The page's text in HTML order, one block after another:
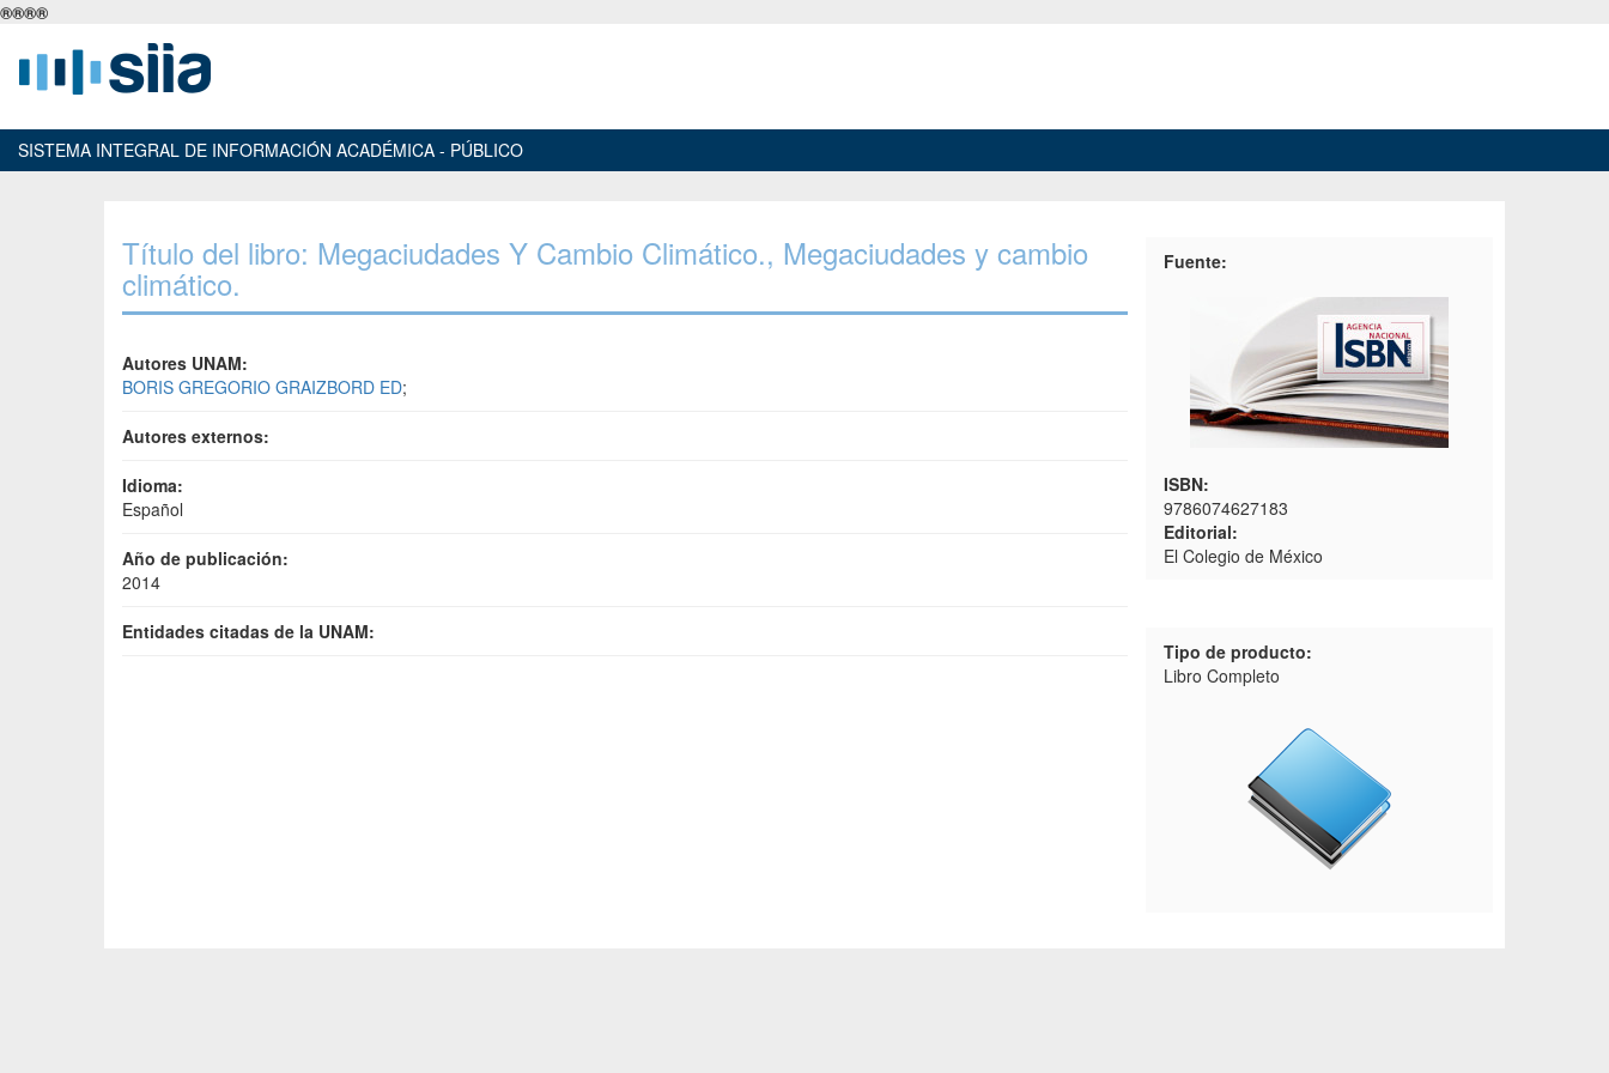
®®®®
SISTEMA INTEGRAL DE INFORMACIÓN ACADÉMICA - PÚBLICO
Título del libro: Megaciudades Y Cambio Climático., Megaciudades y cambio
climático.
Autores UNAM:
BORIS GREGORIO GRAIZBORD ED;
Autores externos:
Idioma:
Español
Año de publicación:
2014
Entidades citadas de la UNAM:
Fuente:
ISBN:
9786074627183
Editorial:
El Colegio de México
Tipo de producto:
Libro Completo